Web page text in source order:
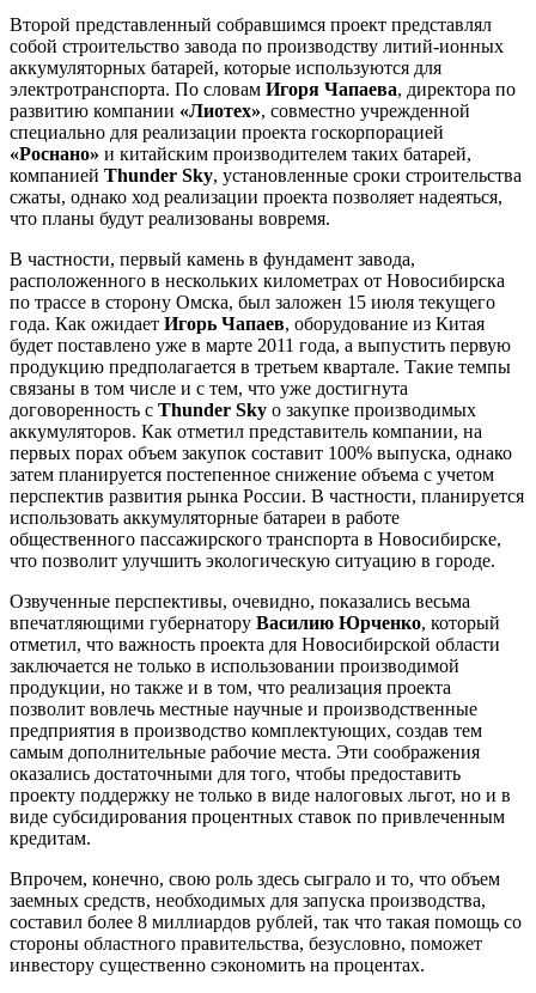
Второй представленный собравшимся проект представлял
собой строительство завода по производству литий-ионных
аккумуляторных батарей, которые используются для
электротранспорта. По словам Игоря Чапаева, директора по
развитию компании «Лиотех», совместно учрежденной
специально для реализации проекта госкорпорацией
«Роснано» и китайским производителем таких батарей,
компанией Thunder Sky, установленные сроки строительства
сжаты, однако ход реализации проекта позволяет надеяться,
что планы будут реализованы вовремя.
В частности, первый камень в фундамент завода,
расположенного в нескольких километрах от Новосибирска
по трассе в сторону Омска, был заложен 15 июля текущего
года. Как ожидает Игорь Чапаев, оборудование из Китая
будет поставлено уже в марте 2011 года, а выпустить первую
продукцию предполагается в третьем квартале. Такие темпы
связаны в том числе и с тем, что уже достигнута
договоренность с Thunder Sky о закупке производимых
аккумуляторов. Как отметил представитель компании, на
первых порах объем закупок составит 100% выпуска, однако
затем планируется постепенное снижение объема с учетом
перспектив развития рынка России. В частности, планируется
использовать аккумуляторные батареи в работе
общественного пассажирского транспорта в Новосибирске,
что позволит улучшить экологическую ситуацию в городе.
Озвученные перспективы, очевидно, показались весьма
впечатляющими губернатору Василию Юрченко, который
отметил, что важность проекта для Новосибирской области
заключается не только в использовании производимой
продукции, но также и в том, что реализация проекта
позволит вовлечь местные научные и производственные
предприятия в производство комплектующих, создав тем
самым дополнительные рабочие места. Эти соображения
оказались достаточными для того, чтобы предоставить
проекту поддержку не только в виде налоговых льгот, но и в
виде субсидирования процентных ставок по привлеченным
кредитам.
Впрочем, конечно, свою роль здесь сыграло и то, что объем
заемных средств, необходимых для запуска производства,
составил более 8 миллиардов рублей, так что такая помощь со
стороны областного правительства, безусловно, поможет
инвестору существенно сэкономить на процентах.